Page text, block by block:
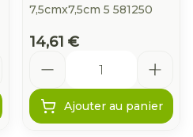
7,5cmx7,5cm 5 581250
14,61 €
Ajouter au panier